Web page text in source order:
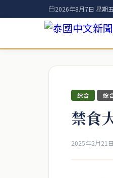
2026年8月7日 星期五
綜合 綜
禁食
2025年2月21